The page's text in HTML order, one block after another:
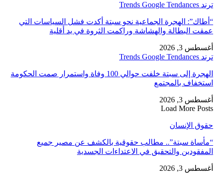
ترند Trends Google Tendances
“أطاك”: الهجرة الجماعية نحو سبتة أكدت فشل السياسات التي
عمقت البطالة والهشاشة وراكمت الثروة في يد أقلية
أغسطس 3, 2026
ترند Trends Google Tendances
الهجرة إلى سبتة خلفت حوالي 100 وفاة واستمرار صمت الحكومة
استخفاف بالمجتمع
أغسطس 3, 2026
Load More Posts
حقوق الإنسان
“مأساة سبتة”.. مطالب حقوقية بالكشف عن مصير جميع
المفقودين والتحقيق في الاعتداءات الجسدية
أغسطس 3, 2026